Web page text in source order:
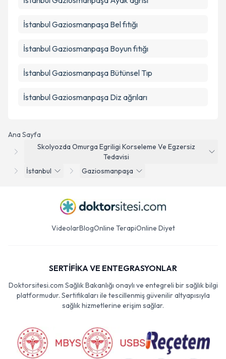
Ana Sayfa
Skolyozda Omurga Egriligi Korseleme Ve Egzersiz
Tedavisi
İstanbul
Gaziosmanpaşa
İstanbul Gaziosmanpaşa Bel fıtığı
İstanbul Gaziosmanpaşa Boyun fıtığı
İstanbul Gaziosmanpaşa Bütünsel Tıp
İstanbul Gaziosmanpaşa Diz ağrıları
VideolarBlogOnline TerapiOnline Diyet
SERTİFİKA VE ENTEGRASYONLAR
Doktorsitesi.com Sağlık Bakanlığı onaylı ve entegreli bir sağlık bilgi
platformudur. Sertifikaları ile tescillenmiş güvenilir altyapısıyla
sağlık hizmetlerine erişim sağlar.